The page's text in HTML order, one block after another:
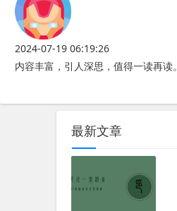
2024-07-19 06:19:26
内容丰富，引人深思，值得一读再读。
最新文章